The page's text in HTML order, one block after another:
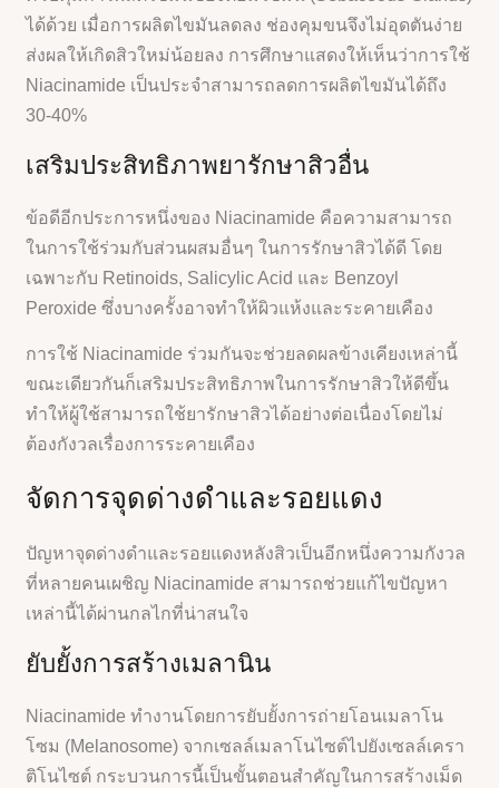
ได้ด้วย เมื่อการผลิตไขมันลดลง ช่องคุมขนจึงไม่อุดตันง่าย
ส่งผลให้เกิดสิวใหม่น้อยลง การศึกษาแสดงให้เห็นว่าการใช้
Niacinamide เป็นประจำสามารถลดการผลิตไขมันได้ถึง
30-40%
เสริมประสิทธิภาพยารักษาสิวอื่น
ข้อดีอีกประการหนึ่งของ Niacinamide คือความสามารถ
ในการใช้ร่วมกับส่วนผสมอื่นๆ ในการรักษาสิวได้ดี โดย
เฉพาะกับ Retinoids, Salicylic Acid และ Benzoyl
Peroxide ซึ่งบางครั้งอาจทำให้ผิวแห้งและระคายเคือง
การใช้ Niacinamide ร่วมกันจะช่วยลดผลข้างเคียงเหล่านี้
ขณะเดียวกันก็เสริมประสิทธิภาพในการรักษาสิวให้ดีขึ้น
ทำให้ผู้ใช้สามารถใช้ยารักษาสิวได้อย่างต่อเนื่องโดยไม่
ต้องกังวลเรื่องการระคายเคือง
จัดการจุดด่างดำและรอยแดง
ปัญหาจุดด่างดำและรอยแดงหลังสิวเป็นอีกหนึ่งความกังวล
ที่หลายคนเผชิญ Niacinamide สามารถช่วยแก้ไขปัญหา
เหล่านี้ได้ผ่านกลไกที่น่าสนใจ
ยับยั้งการสร้างเมลานิน
Niacinamide ทำงานโดยการยับยั้งการถ่ายโอนเมลาโน
โซม (Melanosome) จากเซลล์เมลาโนไซต์ไปยังเซลล์เครา
ติโนไซต์ กระบวนการนี้เป็นขั้นตอนสำคัญในการสร้างเม็ด